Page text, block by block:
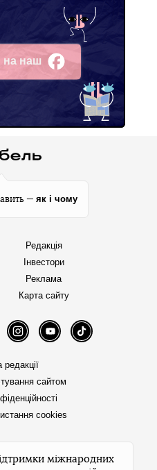
на наш
— як і чому
Редакція
Інвестори
Реклама
Карта сайту
InstagramYouTube TikTok
сайтом
cookies
міжнародних